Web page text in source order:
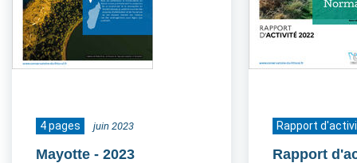
4 pages juin 2023
Mayotte - 2023
Rapport
Rapport